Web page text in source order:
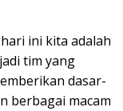
ini kita adalah
tim yang
dasar-
berbagai macam